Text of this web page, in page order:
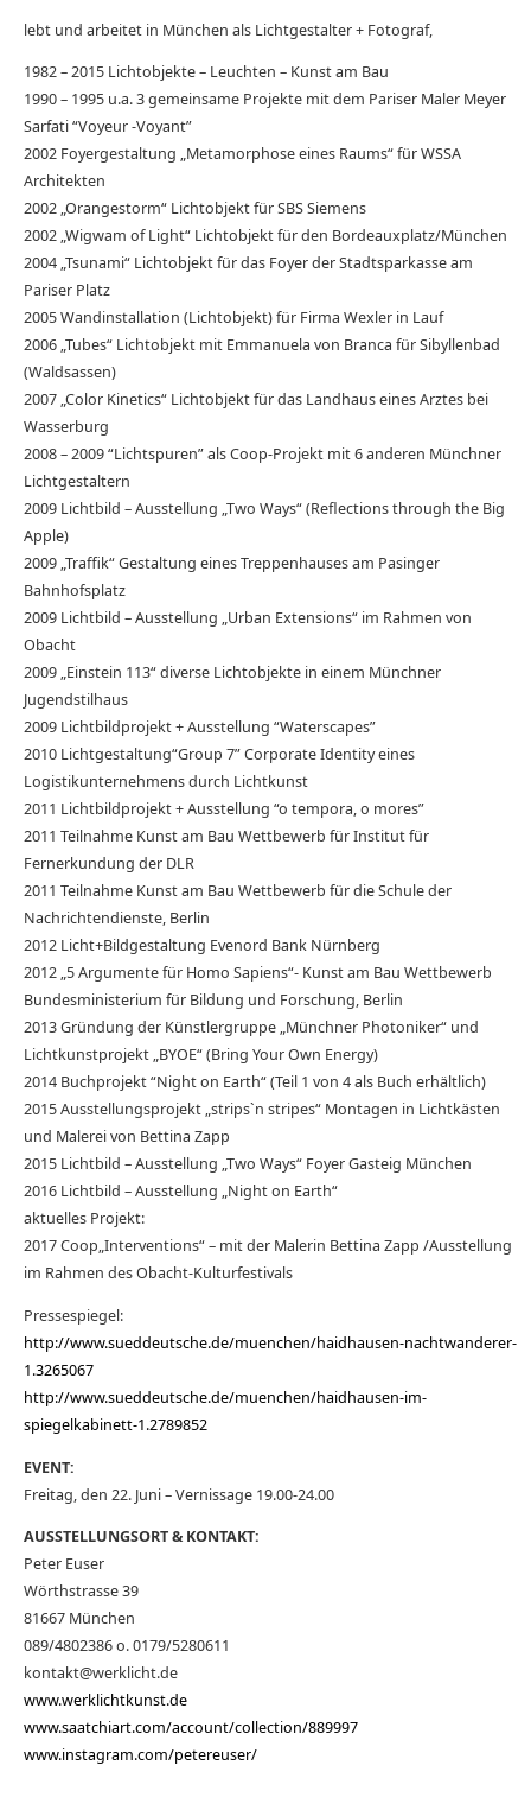
lebt und arbeitet in München als Lichtgestalter + Fotograf,
1982 – 2015 Lichtobjekte – Leuchten – Kunst am Bau
1990 – 1995 u.a. 3 gemeinsame Projekte mit dem Pariser Maler Meyer
Sarfati “Voyeur -Voyant”
2002 Foyergestaltung „Metamorphose eines Raums“ für WSSA
Architekten
2002 „Orangestorm“ Lichtobjekt für SBS Siemens
2002 „Wigwam of Light“ Lichtobjekt für den Bordeauxplatz/München
2004 „Tsunami“ Lichtobjekt für das Foyer der Stadtsparkasse am
Pariser Platz
2005 Wandinstallation (Lichtobjekt) für Firma Wexler in Lauf
2006 „Tubes“ Lichtobjekt mit Emmanuela von Branca für Sibyllenbad
(Waldsassen)
2007 „Color Kinetics“ Lichtobjekt für das Landhaus eines Arztes bei
Wasserburg
2008 – 2009 “Lichtspuren” als Coop-Projekt mit 6 anderen Münchner
Lichtgestaltern
2009 Lichtbild – Ausstellung „Two Ways“ (Reflections through the Big
Apple)
2009 „Traffik“ Gestaltung eines Treppenhauses am Pasinger
Bahnhofsplatz
2009 Lichtbild – Ausstellung „Urban Extensions“ im Rahmen von
Obacht
2009 „Einstein 113“ diverse Lichtobjekte in einem Münchner
Jugendstilhaus
2009 Lichtbildprojekt + Ausstellung “Waterscapes”
2010 Lichtgestaltung“Group 7” Corporate Identity eines
Logistikunternehmens durch Lichtkunst
2011 Lichtbildprojekt + Ausstellung “o tempora, o mores”
2011 Teilnahme Kunst am Bau Wettbewerb für Institut für
Fernerkundung der DLR
2011 Teilnahme Kunst am Bau Wettbewerb für die Schule der
Nachrichtendienste, Berlin
2012 Licht+Bildgestaltung Evenord Bank Nürnberg
2012 „5 Argumente für Homo Sapiens“- Kunst am Bau Wettbewerb
Bundesministerium für Bildung und Forschung, Berlin
2013 Gründung der Künstlergruppe „Münchner Photoniker“ und
Lichtkunstprojekt „BYOE“ (Bring Your Own Energy)
2014 Buchprojekt “Night on Earth“ (Teil 1 von 4 als Buch erhältlich)
2015 Ausstellungsprojekt „strips`n stripes“ Montagen in Lichtkästen
und Malerei von Bettina Zapp
2015 Lichtbild – Ausstellung „Two Ways“ Foyer Gasteig München
2016 Lichtbild – Ausstellung „Night on Earth“
aktuelles Projekt:
2017 Coop„Interventions“ – mit der Malerin Bettina Zapp /Ausstellung
im Rahmen des Obacht-Kulturfestivals
Pressespiegel:
http://www.sueddeutsche.de/muenchen/haidhausen-nachtwanderer-
1.3265067
http://www.sueddeutsche.de/muenchen/haidhausen-im-
spiegelkabinett-1.2789852
EVENT:
Freitag, den 22. Juni – Vernissage 19.00-24.00
AUSSTELLUNGSORT & KONTAKT:
Peter Euser
Wörthstrasse 39
81667 München
089/4802386 o. 0179/5280611
kontakt@werklicht.de
www.werklichtkunst.de
www.saatchiart.com/account/collection/889997
www.instagram.com/petereuser/